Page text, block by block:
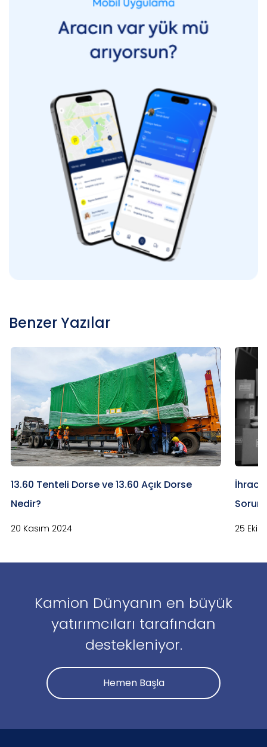
Benzer Yazılar
13.60 Tenteli Dorse ve 13.60 Açık Dorse
Nedir?
20 Kasım 2024 25
Kamion Dünyanın en büyük
yatırımcıları tarafından
destekleniyor.
Hemen Başla